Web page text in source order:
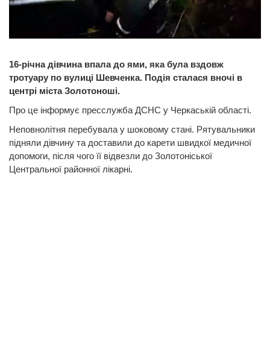
16-річна дівчина впала до ями, яка була вздовж
тротуару по вулиці Шевченка. Подія сталася вночі в
центрі міста Золотоноші.
Про це інформує пресслужба ДСНС у Черкаській області.
Неповнолітня перебувала у шоковому стані. Рятувальники
підняли дівчину та доставили до карети швидкої медичної
допомоги, після чого її відвезли до Золотоніської
Центральної районної лікарні.